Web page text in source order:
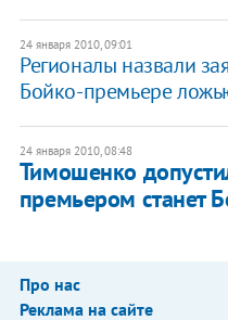
24 января 2010, 09:01
Регионалы назвали
Бойко-премьере
24 января 2010, 08:48
Тимошенко
премьером станет
Про нас
Реклама на сайте